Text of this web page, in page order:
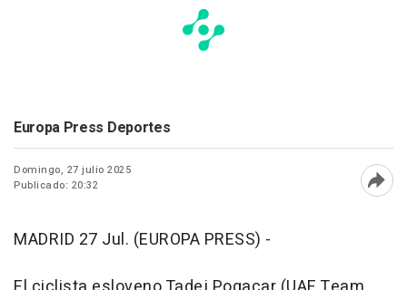
Europa Press Deportes
Domingo, 27 julio 2025
Publicado: 20:32
MADRID 27 Jul. (EUROPA PRESS) -